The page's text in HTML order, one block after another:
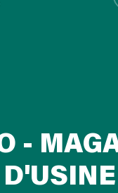
-
D'USINE